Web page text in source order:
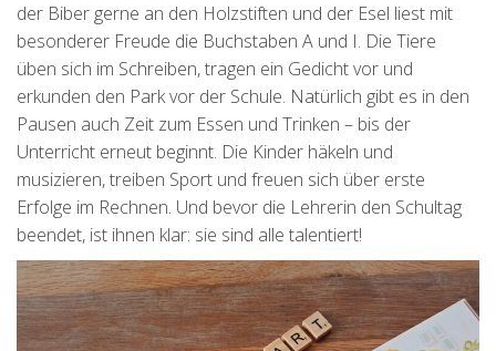
der Biber gerne an den Holzstiften und der Esel liest mit
besonderer Freude die Buchstaben A und I. Die Tiere
üben sich im Schreiben, tragen ein Gedicht vor und
erkunden den Park vor der Schule. Natürlich gibt es in den
Pausen auch Zeit zum Essen und Trinken – bis der
Unterricht erneut beginnt. Die Kinder häkeln und
musizieren, treiben Sport und freuen sich über erste
Erfolge im Rechnen. Und bevor die Lehrerin den Schultag
beendet, ist ihnen klar: sie sind alle talentiert!